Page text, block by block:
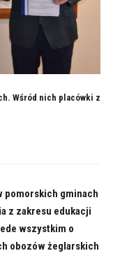
Wśród nich placówki z
pomorskich gminach
z zakresu edukacji
wszystkim o
obozów żeglarskich